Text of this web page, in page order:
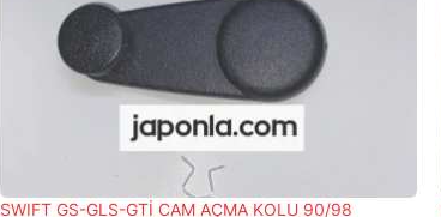
SWIFT GS-GLS-GTİ CAM AÇMA KOLU 90/98